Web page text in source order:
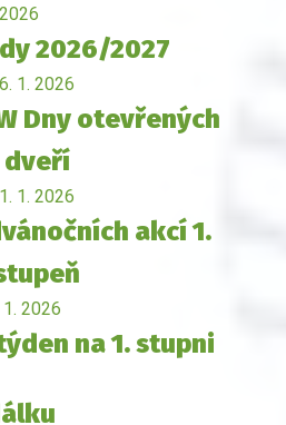
2026/2027
6. 1. 2026
Dny otevřených
dveří
1. 1. 2026
akcí 1.
1. 2026
na 1. stupni